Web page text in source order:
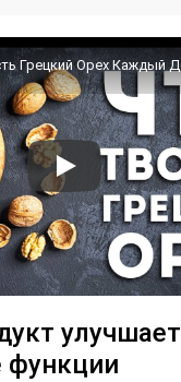
улучшает
функции